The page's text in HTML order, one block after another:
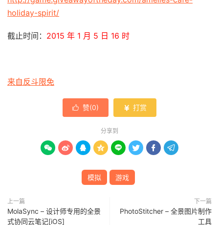
holiday-spirit/
截止时间： 2015 年 1 月 5 日 16 时
来自反斗限免
 赞(0)  打赏
分享到
       
模拟 游戏
上一篇
MolaSync – 设计师专用的全景
式协同云笔记[iOS]
下一篇
PhotoStitcher – 全景图片制作
工具